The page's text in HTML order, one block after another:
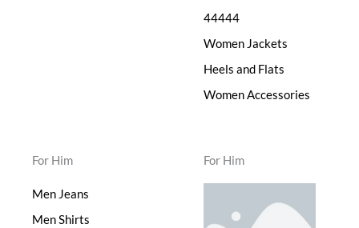
44444
Women Jackets
Heels and Flats
Women Accessories
For Him
Men Jeans
Men Shirts
For Him